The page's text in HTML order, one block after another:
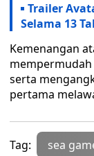
Trailer
Selama 13
Kemenangan
serta
pertama
Tag: sea